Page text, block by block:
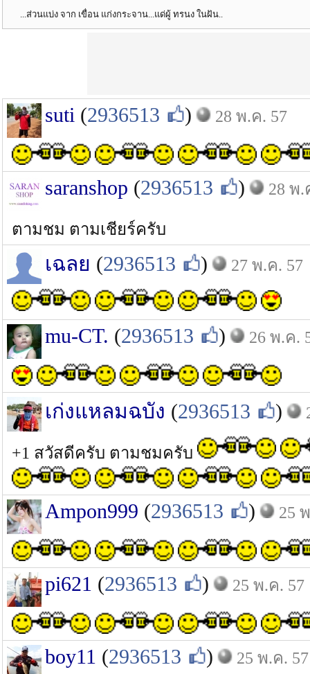
...ส่วนแบ่ง จาก เขื่อน แก่งกระจาน...แด่ผู้ ทรนง ในฝัน..
suti (2936513 ) 28 พ.ค. 57
saranshop (2936513 ) 28 พ.
ตามชม ตามเชียร์ครับ
เฉลย (2936513 ) 27 พ.ค. 57
mu-CT. (2936513 ) 26 พ.ค.
เก่งแหลมฉบัง (2936513 )
+1 สวัสดีครับ ตามชมครับ
Ampon999 (2936513 ) 25
pi621 (2936513 ) 25 พ.ค. 57
boy11 (2936513 ) 25 พ.ค. 57